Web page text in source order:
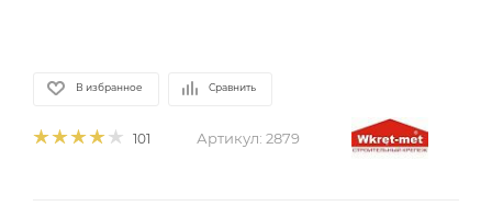
В избранное Сравнить
101 Артикул: 2879